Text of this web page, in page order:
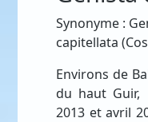
Synonyme :
capitellata
Environs de
du haut Guir,
2013 et avril